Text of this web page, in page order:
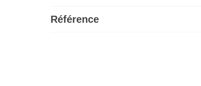
Référence